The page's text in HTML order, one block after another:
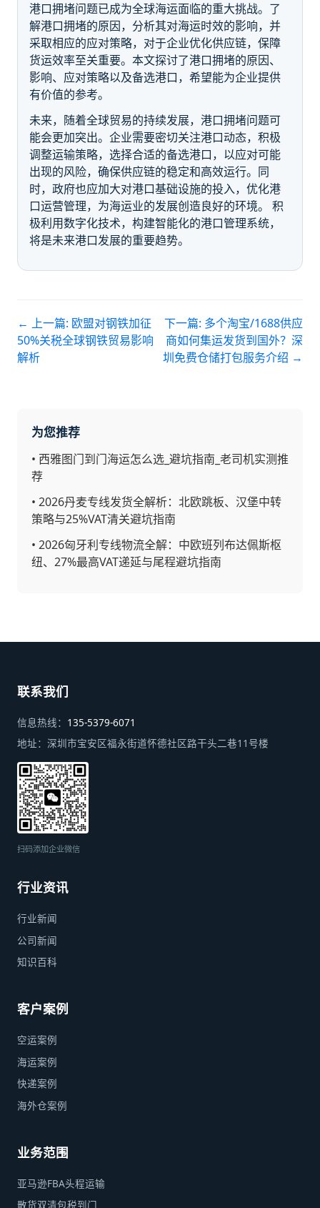
港口拥堵问题已成为全球海运面临的重大挑战。了
解港口拥堵的原因，分析其对海运时效的影响，并
采取相应的应对策略，对于企业优化供应链，保障
货运效率至关重要。本文探讨了港口拥堵的原因、
影响、应对策略以及备选港口，希望能为企业提供
有价值的参考。
未来，随着全球贸易的持续发展，港口拥堵问题可
能会更加突出。企业需要密切关注港口动态，积极
调整运输策略，选择合适的备选港口，以应对可能
出现的风险，确保供应链的稳定和高效运行。同
时，政府也应加大对港口基础设施的投入，优化港
口运营管理，为海运业的发展创造良好的环境。 积
极利用数字化技术，构建智能化的港口管理系统，
将是未来港口发展的重要趋势。
← 上一篇: 欧盟对钢铁加征
50%关税全球钢铁贸易影响
解析
下一篇: 多个淘宝/1688供应
商如何集运发货到国外？深
圳免费仓储打包服务介绍 →
为您推荐
• 西雅图门到门海运怎么选_避坑指南_老司机实测推
荐
• 2026丹麦专线发货全解析：北欧跳板、汉堡中转
策略与25%VAT清关避坑指南
• 2026匈牙利专线物流全解：中欧班列布达佩斯枢
纽、27%最高VAT递延与尾程避坑指南
联系我们
信息热线： 135-5379-6071
地址： 深圳市宝安区福永街道怀德社区路干头二巷11号楼
扫码添加企业微信
行业资讯
行业新闻
公司新闻
知识百科
客户案例
空运案例
海运案例
快递案例
海外仓案例
业务范围
亚马逊FBA头程运输
散货双清包税到门